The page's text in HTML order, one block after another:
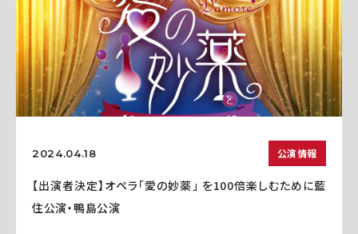
2024.04.18 公演情報
【出演者決定】オペラ「愛の妙薬」 を100倍楽しむために藍
住公演・鴨島公演